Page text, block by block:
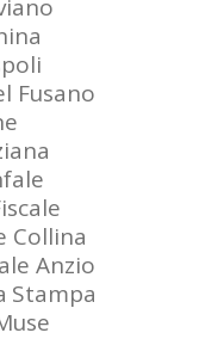
Fusano
Collina
Anzio
Stampa